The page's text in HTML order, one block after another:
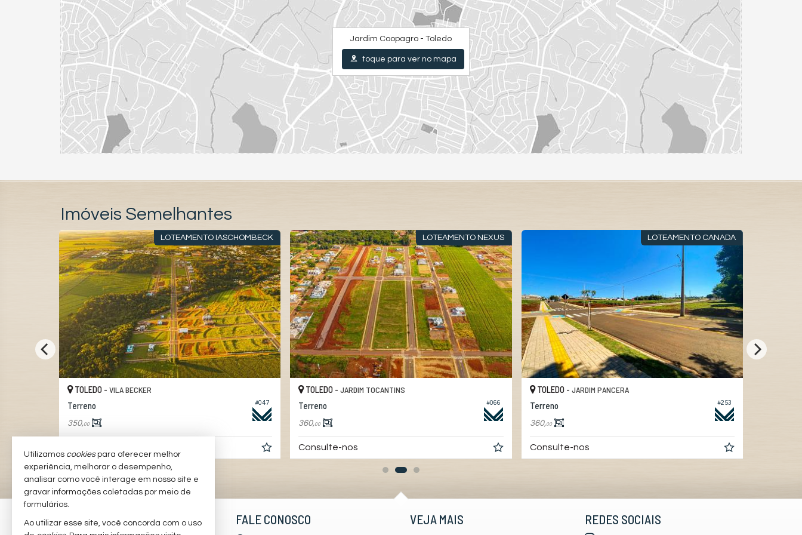
Jardim Coopagro - Toledo
toque para ver no mapa
Imóveis Semelhantes
LOTEAMENTO IASCHOMBECK
#047
TOLEDO - VILA BECKER
Terreno
350,00
LOTEAMENTO NEXUS
#066
TOLEDO -JARDIM TOCANTINS
Terreno
360,00
Consulte-nos
LOTEAMENTO CANADA
#253
TOLEDO - JARDIM PANCERA
Terreno
360,00
Consulte-nos
MAGSTON INTELIGÊNCIA
FALE CONOSCO VEJA MAIS REDES SOCIAIS
Utilizamos cookiespara oferecer melhor
experiência, melhorar o desempenho,
analisar como você interage em nosso site e
gravar informações coletadas por meio de
formulários.
Ao utilizar esse site, você concorda com o uso